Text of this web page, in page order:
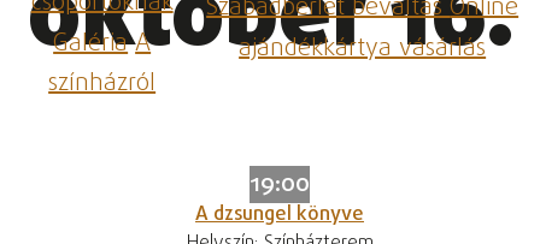
GalériaA
színházról
ajándékkártya vásárlás
19:00
A dzsungel könyve